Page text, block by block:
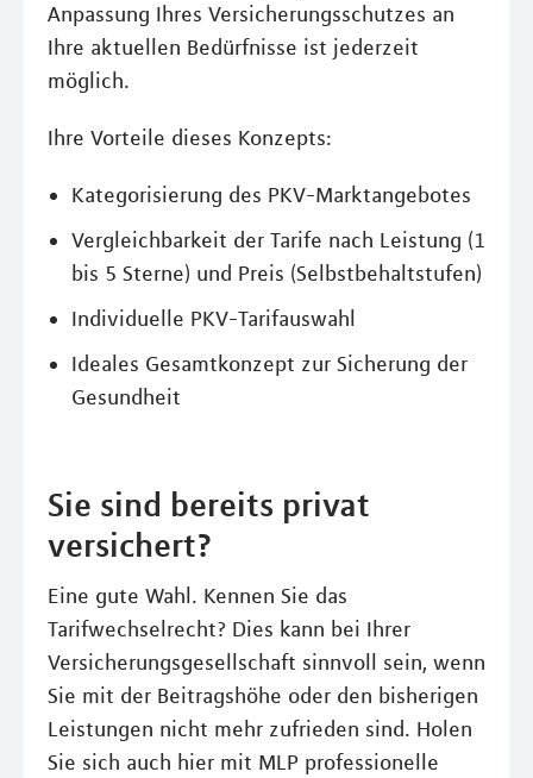
Anpassung Ihres Versicherungsschutzes an
Ihre aktuellen Bedürfnisse ist jederzeit
möglich.
Ihre Vorteile dieses Konzepts:
Kategorisierung des PKV-Marktangebotes
Vergleichbarkeit der Tarife nach Leistung (1
bis 5 Sterne) und Preis (Selbstbehaltstufen)
Individuelle PKV-Tarifauswahl
Ideales Gesamtkonzept zur Sicherung der
Gesundheit
Sie sind bereits privat
versichert?
Eine gute Wahl. Kennen Sie das
Tarifwechselrecht? Dies kann bei Ihrer
Versicherungsgesellschaft sinnvoll sein, wenn
Sie mit der Beitragshöhe oder den bisherigen
Leistungen nicht mehr zufrieden sind. Holen
Sie sich auch hier mit MLP professionelle